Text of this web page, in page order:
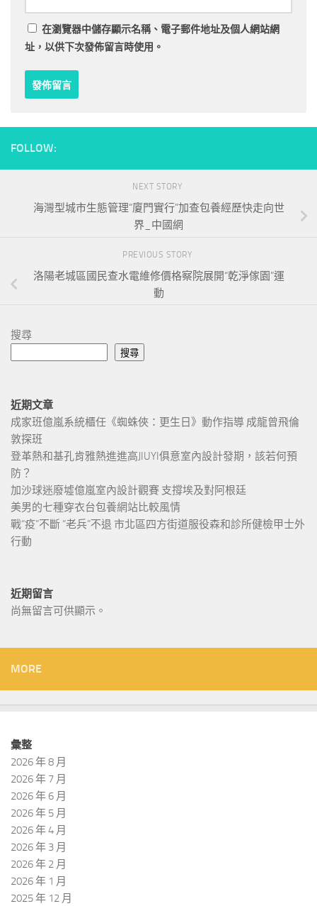
在瀏覽器中儲存顯示名稱、電子郵件地址及個人網站網
址，以供下次發佈留言時使用。
FOLLOW:
NEXT STORY
海灣型城市生態管理“廈門實行”加查包養經歷快走向世
界_中國網
PREVIOUS STORY
洛陽老城區國民查水電維修價格察院展開“乾淨傢園”運
動
搜尋
搜尋
近期文章
成家班億嵐系統櫃任《蜘蛛俠：更生日》動作指導 成龍曾飛倫
敦探班
登革熱和基孔肯雅熱進進高JIUYI俱意室內設計發期，該若何預
防？
加沙球迷廢墟億嵐室內設計觀賽 支撐埃及對阿根廷
美男的七種穿衣台包養網站比較風情
戰“疫”不斷 “老兵”不退 市北區四方街道服役森和診所健檢甲士外
行動
近期留言
尚無留言可供顯示。
MORE
彙整
2026 年 8 月
2026 年 7 月
2026 年 6 月
2026 年 5 月
2026 年 4 月
2026 年 3 月
2026 年 2 月
2026 年 1 月
2025 年 12 月